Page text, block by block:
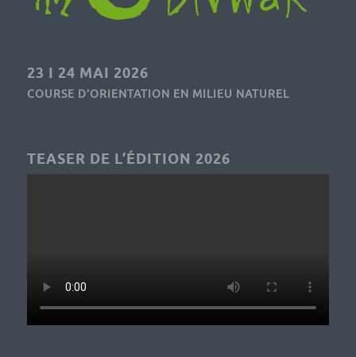
23 I 24 MAI 2026
COURSE D’ORIENTATION EN MILIEU NATUREL
TEASER DE L’ÉDITION 2026